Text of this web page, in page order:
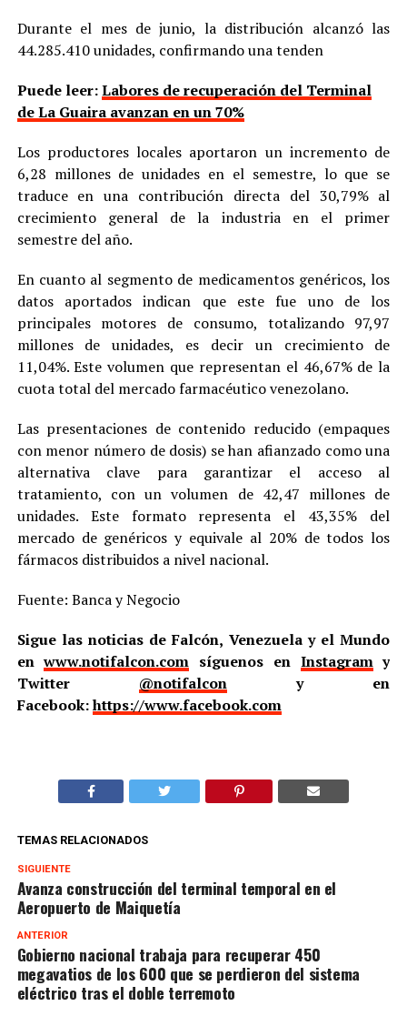
Durante el mes de junio, la distribución alcanzó las
44.285.410 unidades, confirmando una tenden
Puede leer:Labores de recuperación del Terminal
de La Guaira avanzan en un 70%
Los productores locales aportaron un incremento de
6,28 millones de unidades en el semestre, lo que se
traduce en una contribución directa del 30,79% al
crecimiento general de la industria en el primer
semestre del año.
En cuanto al segmento de medicamentos genéricos, los
datos aportados indican que este fue uno de los
principales motores de consumo, totalizando 97,97
millones de unidades, es decir un crecimiento de
11,04%. Este volumen que representan el 46,67% de la
cuota total del mercado farmacéutico venezolano.
Las presentaciones de contenido reducido (empaques
con menor número de dosis) se han afianzado como una
alternativa clave para garantizar el acceso al
tratamiento, con un volumen de 42,47 millones de
unidades. Este formato representa el 43,35% del
mercado de genéricos y equivale al 20% de todos los
fármacos distribuidos a nivel nacional.
Fuente: Banca y Negocio
Sigue las noticias de Falcón, Venezuela y el Mundo
enwww.notifalcon.com síguenos en Instagramy
Twitter @notifalcony en
Facebook:https://www.facebook.com
TEMAS RELACIONADOS
SIGUIENTE
Avanza construcción del terminal temporal en el
Aeropuerto de Maiquetía
ANTERIOR
Gobierno nacional trabaja para recuperar 450
megavatios de los 600 que se perdieron del sistema
eléctrico tras el doble terremoto